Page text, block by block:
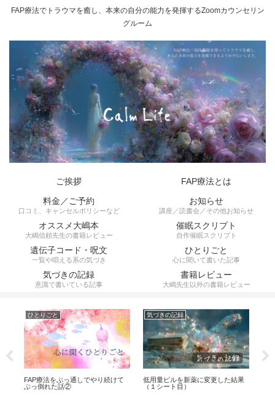
FAP療法でトラウマを癒し、本来の自分の能力を発揮するZoomカウンセリン
グルーム
ご挨拶
FAP療法とは
料金／ご予約
口コミ、キャンセルポリシーなど
お知らせ
講座／読書会／その他お知らせ
オススメ大嶋本
大嶋信頼先生の書籍レビュー
催眠スクリプト
自作催眠スクリプト
遺伝子コード・呪文
一覧や唱える系の気づき
ひとりごと
心に聞いて書いた記事
気づきの記録
意識で書いている記事
書籍レビュー
大嶋先生以外の書籍レビュー
ひとりごと
FAP療法をぶっ通しでやり続けて
ぶっ倒れた話②
気づきの記録
低用量ピルを新薬に変更した結果
（１シート目）